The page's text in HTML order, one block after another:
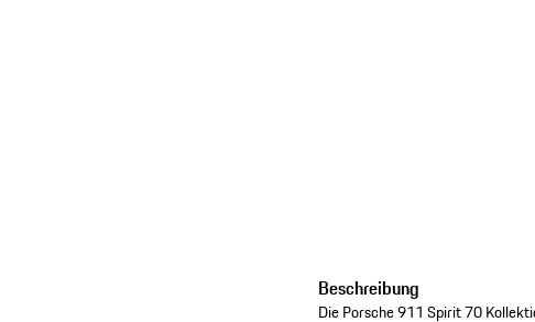
Beschreibung
Die Porsche 911 Spirit 70